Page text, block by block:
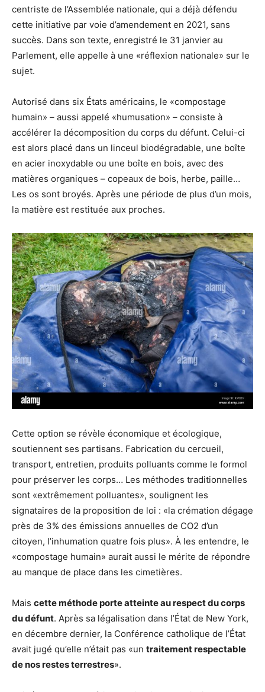
centriste de l’Assemblée nationale, qui a déjà défendu
cette initiative par voie d’amendement en 2021, sans
succès. Dans son texte, enregistré le 31 janvier au
Parlement, elle appelle à une «réflexion nationale» sur le
sujet.
Autorisé dans six États américains, le «compostage
humain» – aussi appelé «humusation» – consiste à
accélérer la décomposition du corps du défunt. Celui-ci
est alors placé dans un linceul biodégradable, une boîte
en acier inoxydable ou une boîte en bois, avec des
matières organiques – copeaux de bois, herbe, paille…
Les os sont broyés. Après une période de plus d’un mois,
la matière est restituée aux proches.
Cette option se révèle économique et écologique,
soutiennent ses partisans. Fabrication du cercueil,
transport, entretien, produits polluants comme le formol
pour préserver les corps… Les méthodes traditionnelles
sont «extrêmement polluantes», soulignent les
signataires de la proposition de loi : «la crémation dégage
près de 3% des émissions annuelles de CO2 d’un
citoyen, l’inhumation quatre fois plus». À les entendre, le
«compostage humain» aurait aussi le mérite de répondre
au manque de place dans les cimetières.
Mais cette méthode porte atteinte au respect du corps
du défunt. Après sa légalisation dans l’État de New York,
en décembre dernier, la Conférence catholique de l’État
avait jugé qu’elle n’était pas «un traitement respectable
de nos restes terrestres».